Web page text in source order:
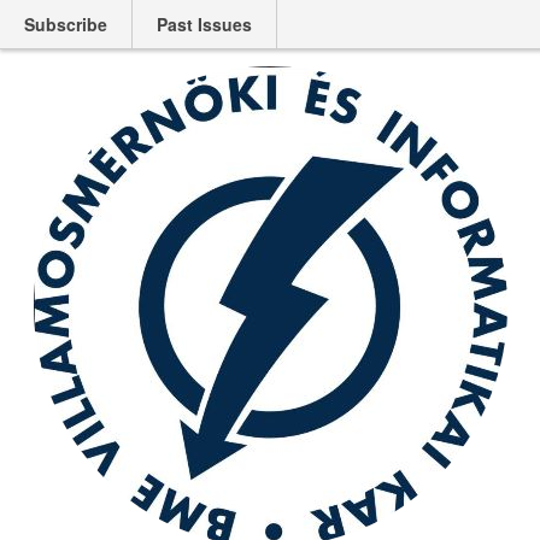
Subscribe Past Issues